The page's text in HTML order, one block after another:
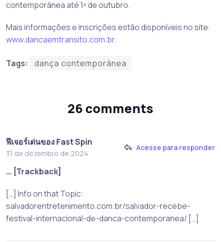
contemporânea até 1º de outubro.
Mais informações e inscrições estão disponíveis no site:
www.dancaemtransito.com.br.
Tags: dança contemporânea
26 comments
ฟีเจอร์เด่นของ Fast Spin
31 de dezembro de 2024
Acesse para responder
… [Trackback]
[…] Info on that Topic:
salvadorentretenimento.com.br/salvador-recebe-
festival-internacional-de-danca-contemporanea/ […]